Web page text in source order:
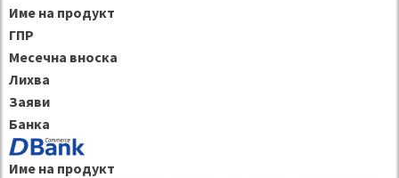
Име на продукт
ГПР
Месечна вноска
Лихва
Заяви
Банка
Име на продукт